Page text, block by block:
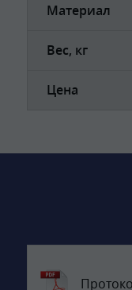
Материал
Вес, кг
Цена